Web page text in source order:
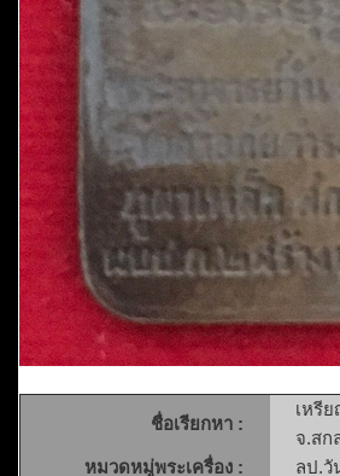
ชื่อเรียกหา :
เหรี
จ.สก
หมวดหมู่พระเครื่อง :
ลป.วั